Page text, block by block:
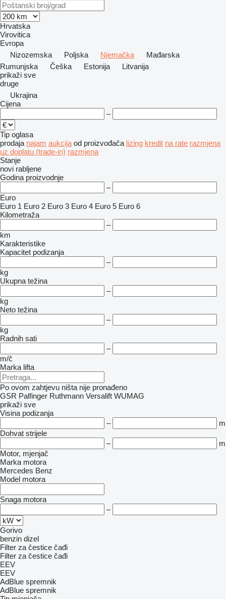
Hrvatska
Virovitica
Evropa
Nizozemska
Poljska Njemačka
Mađarska
Rumunjska
Češka Estonija
Litvanija
prikaži sve
druge
Ukrajina
Cijena
–
Tip oglasa
prodaja najam aukcija od proizvođača lizing kredit na rate razmjena
uz doplatu (trade-in) razmjena
Stanje
novi rabljene
Godina proizvodnje
–
Euro
Euro 1 Euro 2 Euro 3 Euro 4 Euro 5 Euro 6
Kilometraža
–
km
Karakteristike
Kapacitet podizanja
–
kg
Ukupna težina
–
kg
Neto težina
–
kg
Radnih sati
–
m/č
Marka lifta
Po ovom zahtjevu ništa nije pronađeno
GSR Palfinger Ruthmann Versalift WUMAG
prikaži sve
Visina podizanja
–
m
Dohvat strijele
–
m
Motor, mjenjač
Marka motora
Mercedes Benz
Model motora
Snaga motora
–
Gorivo
benzin dizel
Filter za čestice čađi
Filter za čestice čađi
EEV
EEV
AdBlue spremnik
AdBlue spremnik